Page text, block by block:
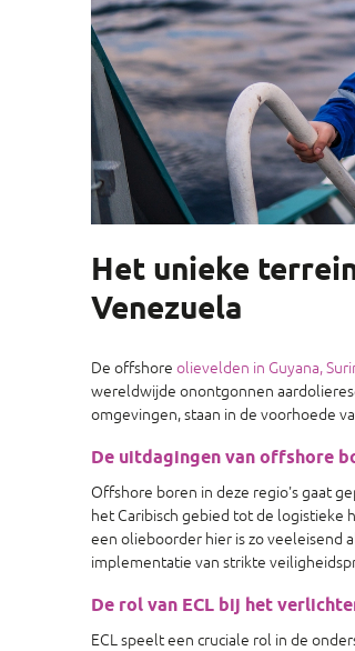
Het unieke
Venezuela
De offshore olievelden in Guyana,
wereldwijde onontgonnen
omgevingen, staan in de voorhoede
De uitdagingen van offshore
Offshore boren in deze regio's gaat
het Caribisch gebied tot de logistieke
een olieboorder hier is zo veeleisend
implementatie van strikte
De rol van ECL bij het
ECL speelt een cruciale rol in de